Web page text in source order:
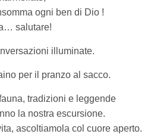
ogni ben di Dio !
salutare!
illuminate.
per il pranzo al sacco.
tradizioni e leggende
la nostra escursione.
ascoltiamola col cuore aperto.